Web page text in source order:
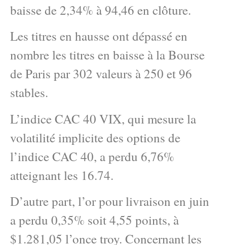
baisse de 2,34% à 94,46 en clôture.
Les titres en hausse ont dépassé en
nombre les titres en baisse à la Bourse
de Paris par 302 valeurs à 250 et 96
stables.
L’indice CAC 40 VIX, qui mesure la
volatilité implicite des options de
l’indice CAC 40, a perdu 6,76%
atteignant les 16.74.
D’autre part, l’or pour livraison en juin
a perdu 0,35% soit 4,55 points, à
$1.281,05 l’once troy. Concernant les